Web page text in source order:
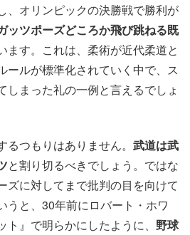
、オリンピックの決勝戦で勝利が
ッツポーズどころか飛び跳ねる既
ます。これは、柔術が近代柔道と
ールが標準化されていく中で、ス
しまった礼の一例と言えるでしょ
つもりはありません。 武道は武
と割り切るべきでしょう。ではな
ズに対してまで批判の目を向けて
うと、30年前にロバート・ホワ
』で明らかにしたように、 野球